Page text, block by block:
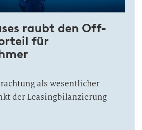
raubt den Off-
für
als wesentlicher
der Leasingbilanzierung